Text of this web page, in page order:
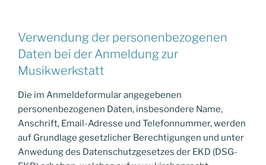
Verwendung der personenbezogenen
Daten bei der Anmeldung zur
Musikwerkstatt
Die im Anmeldeformular angegebenen
personenbezogenen Daten, insbesondere Name,
Anschrift, Email-Adresse und Telefonnummer, werden
auf Grundlage gesetzlicher Berechtigungen und unter
Anwedung des Datenschutzgesetzes der EKD (DSG-